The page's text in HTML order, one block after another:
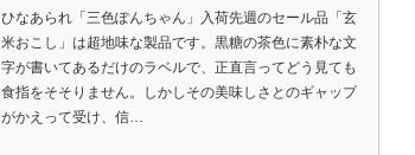
ひなあられ「三色ぽんちゃん」入荷先週のセール品「玄
米おこし」は超地味な製品です。黒糖の茶色に素朴な文
字が書いてあるだけのラベルで、正直言ってどう見ても
食指をそそりません。しかしその美味しさとのギャップ
がかえって受け、信…